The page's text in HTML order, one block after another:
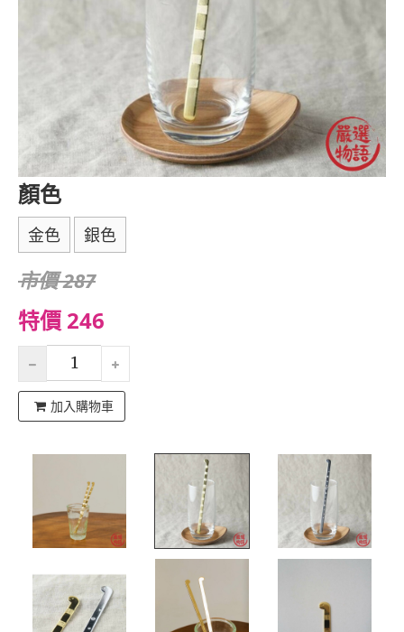
顏色
金色 銀色
市價 287
特價 246
加入購物車